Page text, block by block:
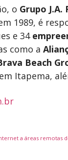
o Grupo J.A.
1989, é
e 34
como a
Beach
em Itapema,